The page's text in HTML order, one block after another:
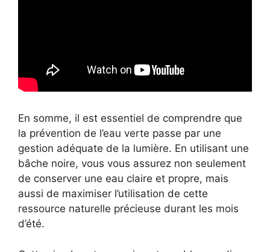
En somme, il est essentiel de comprendre que
la prévention de l’eau verte passe par une
gestion adéquate de la lumière. En utilisant une
bâche noire, vous vous assurez non seulement
de conserver une eau claire et propre, mais
aussi de maximiser l’utilisation de cette
ressource naturelle précieuse durant les mois
d’été.